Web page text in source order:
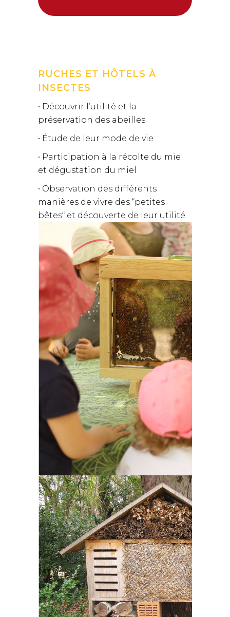
RUCHES ET HÔTELS À
INSECTES
• Découvrir l’utilité et la
préservation des abeilles
• Étude de leur mode de vie
• Participation à la récolte du miel
et dégustation du miel
• Observation des différents
manières de vivre des “petites
bêtes“ et découverte de leur utilité